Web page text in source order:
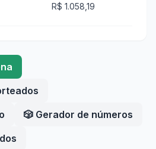
R$ 1.058,19
🎲 Gerador de números